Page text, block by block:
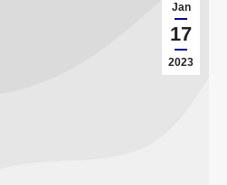
Jan
17
2023